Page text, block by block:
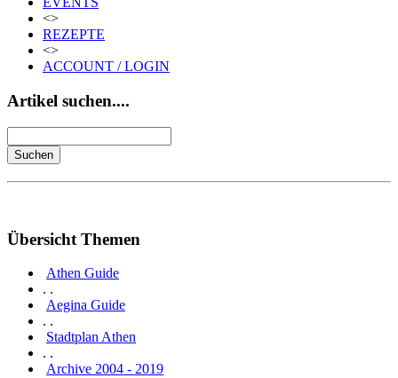
<>
REZEPTE
<>
ACCOUNT / LOGIN
Artikel suchen....
Übersicht Themen
Athen Guide
. .
Aegina Guide
. .
Stadtplan Athen
. .
Archive 2004 - 2019